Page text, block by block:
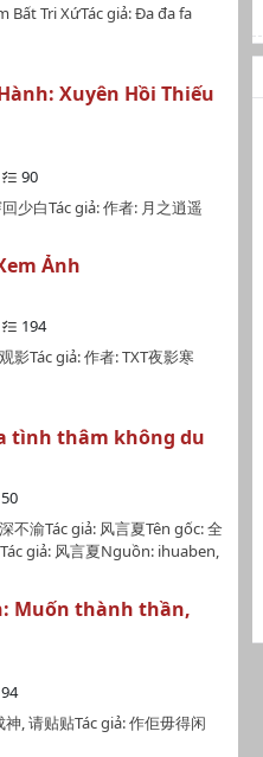
Bất Tri XứTác giả: Đa đa fa
Xuyên Hồi Thiếu
90
少白Tác giả: 作者: 月之逍遥
Ảnh
194
影Tác giả: 作者: TXT夜影寒
tình thâm không du
50
不渝Tác giả: 风言夏Tên gốc: 全
giả: 风言夏Nguồn: ihuaben,
Muốn thành thần,
94
, 请贴贴Tác giả: 作佢毋得闲